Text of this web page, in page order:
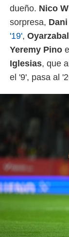
dueño. Nico
sorpresa, Dani
'19', Oyarzabal
Yeremy Pino
Iglesias, que
el '9', pasa al